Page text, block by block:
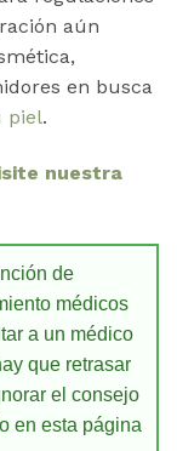
aún
en busca
piel.
nuestra
de
médicos
a un médico
que retrasar
el consejo
en esta página